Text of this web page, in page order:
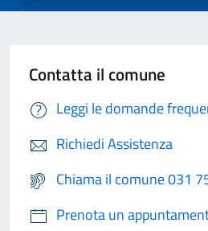
Contatta il comune
Leggi le domande
Richiedi Assistenza
Chiama il comune 031
Prenota un